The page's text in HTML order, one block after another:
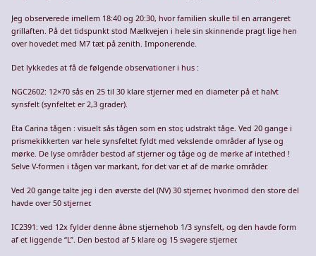
Jeg observerede imellem 18:40 og 20:30, hvor familien skulle til en arrangeret
grillaften. På det tidspunkt stod Mælkvejen i hele sin skinnende pragt lige hen
over hovedet med M7 tæt på zenith. Imponerende.
Det lykkedes at få de følgende observationer i hus :
NGC2602: 12×70 sås en 25 til 30 klare stjerner med en diameter på et halvt
synsfelt (synfeltet er 2,3 grader).
Eta Carina tågen : visuelt sås tågen som en stor, udstrakt tåge. Ved 20 gange i
prismekikkerten var hele synsfeltet fyldt med vekslende områder af lyse og
mørke. De lyse områder bestod af stjerner og tåge og de mørke af intethed !
Selve V-formen i tågen var markant, for det var et af de mørke områder.
Ved 20 gange talte jeg i den øverste del (NV) 30 stjerner, hvorimod den store del
havde over 50 stjerner.
IC2391: ved 12x fylder denne åbne stjernehob 1/3 synsfelt, og den havde form
af et liggende “L”. Den bestod af 5 klare og 15 svagere stjerner.